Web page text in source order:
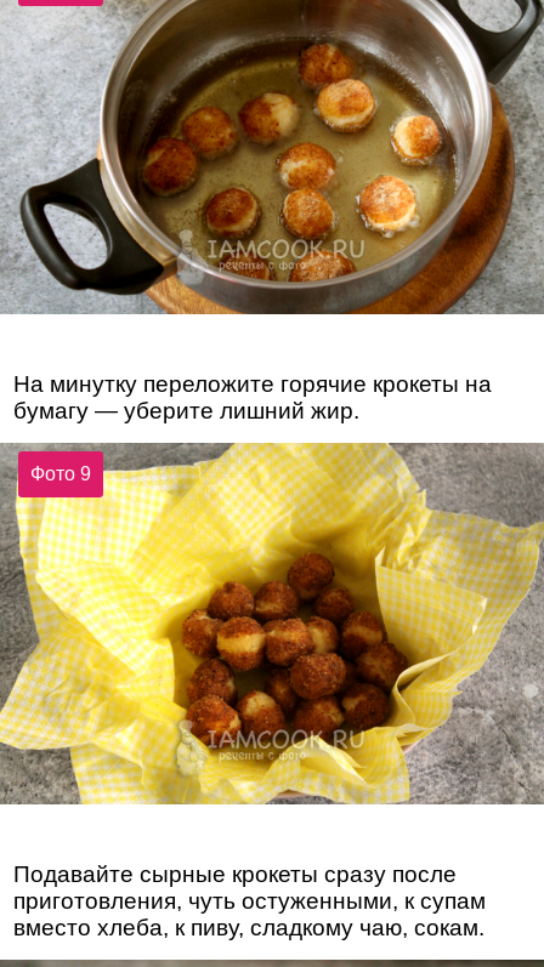
На минутку переложите горячие крокеты на
бумагу — уберите лишний жир.
Фото 9
Подавайте сырные крокеты сразу после
приготовления, чуть остуженными, к супам
вместо хлеба, к пиву, сладкому чаю, сокам.